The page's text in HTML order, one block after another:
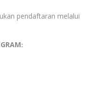
pendaftaran melalui
: